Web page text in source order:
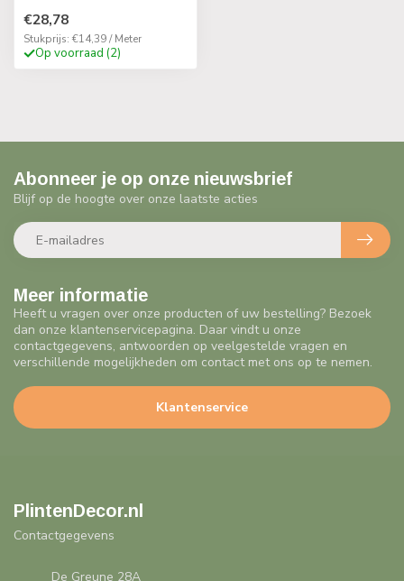
€28,78
Stukprijs: €14,39 / Meter
Op voorraad (2)
Meer informatie
Heeft u vragen over onze producten of uw bestelling? Bezoek
dan onze klantenservicepagina. Daar vindt u onze
contactgegevens, antwoorden op veelgestelde vragen en
verschillende mogelijkheden om contact met ons op te nemen.
Klantenservice
Abonneer je op onze nieuwsbrief
Blijf op de hoogte over onze laatste acties
PlintenDecor.nl
Contactgegevens
De Greune 28A